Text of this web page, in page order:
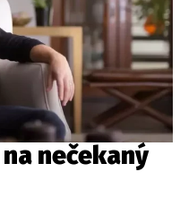
nečekaný